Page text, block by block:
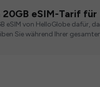
20GB eSIM-Tarif
eSIM von HelloGlobe dafür,
Sie während Ihrer